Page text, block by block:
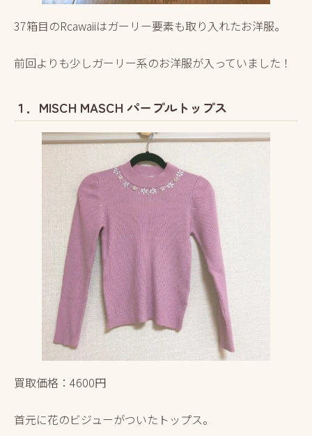
37箱目のRcawaiiはガーリー要素も取り入れたお洋服。
前回よりも少しガーリー系のお洋服が入っていました！
１．MISCH MASCH パープルトップス
買取価格：4600円
首元に花のビジューがついたトップス。